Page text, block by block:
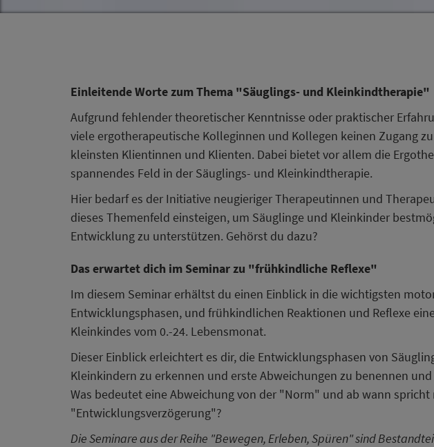
Einleitende Worte zum Thema "Säuglings- und Kleinkindtherapie"
Aufgrund fehlender theoretischer Kenntnisse oder praktischer
viele ergotherapeutische Kolleginnen und Kollegen keinen Zugang
kleinsten Klientinnen und Klienten. Dabei bietet vor allem die
spannendes Feld in der Säuglings- und Kleinkindtherapie.
Hier bedarf es der Initiative neugieriger Therapeutinnen und
dieses Themenfeld einsteigen, um Säuglinge und Kleinkinder
Entwicklung zu unterstützen. Gehörst du dazu?
Das erwartet dich im Seminar zu "frühkindliche Reflexe"
Im diesem Seminar erhältst du einen Einblick in die wichtigsten
Entwicklungsphasen, und frühkindlichen Reaktionen und Reflexe
Kleinkindes vom 0.-24. Lebensmonat.
Dieser Einblick erleichtert es dir, die Entwicklungsphasen von
Kleinkindern zu erkennen und erste Abweichungen zu benennen
Was bedeutet eine Abweichung von der "Norm" und ab wann spricht
"Entwicklungsverzögerung"?
Die Seminare aus der Reihe "Bewegen, Erleben, Spüren" sind